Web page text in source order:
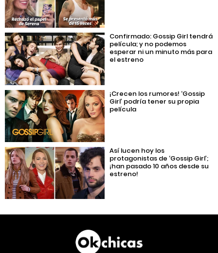
Confirmado: Gossip Girl tendrá
película; y no podemos
esperar ni un minuto más para
el estreno
¡Crecen los rumores! ‘Gossip
Girl’ podría tener su propia
película
Así lucen hoy los
protagonistas de ‘Gossip Girl’;
¡han pasado 10 años desde su
estreno!